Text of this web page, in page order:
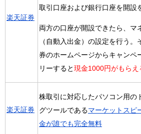
楽天証券
取引口座および銀行口座を開設
両方の口座が開設できたら、マ
（自動入出金）の設定を行う。
券のホームページからキャンペ
リーすると 現金1000円がもらえ
楽天証券
株取引に対応したパソコン用の
グツールであるマーケットスピ
金が誰でも完全無料